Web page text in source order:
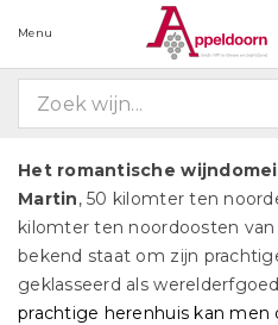
Menu
Het romantische
Martin, 50 kilomter ten
kilomter ten noordoosten
bekend staat om zijn
geklasseerd als
prachtige herenhuis kan men